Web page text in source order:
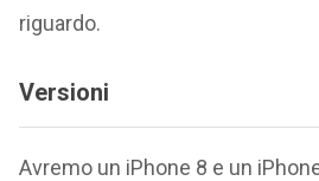
riguardo.
Versioni
Avremo un iPhone 8 e un